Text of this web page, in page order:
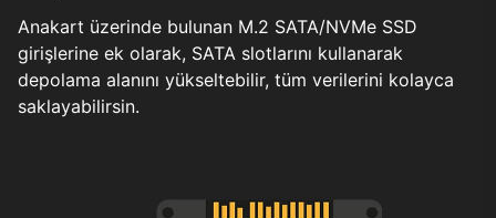
Anakart üzerinde bulunan M.2 SATA/NVMe SSD
girişlerine ek olarak, SATA slotlarını kullanarak
depolama alanını yükseltebilir, tüm verilerini kolayca
saklayabilirsin.